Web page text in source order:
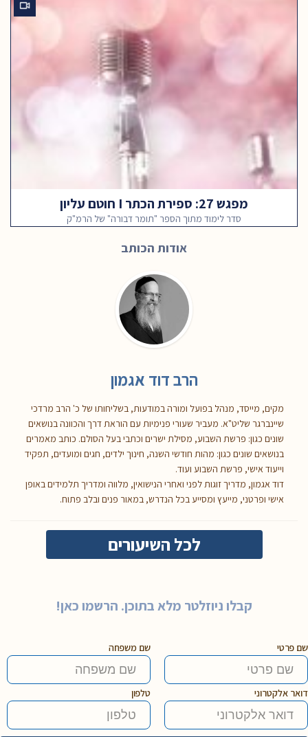
מפגש 27: ספירת הכתר I חוטם עליון
סדר לימוד מתוך הספר "תומר דבורה" של הרמ"ק
אודות הכותב
הרב דוד אגמון
מקים, מייסד, מנהל בפועל ומורה במודעות, בשליחותו של כ' הרב מרדכי
שיינברגר שליט"א. מעביר שעורי פנימיות עם הוראת דרך והכוונה בנושאים
שונים כגון: פרשת השבוע, מסילת ישרים וכתבי בעל הסולם. כותב מאמרים
בנושאים שונים כגון: מהות חודשי השנה, חינוך ילדים, חגים ומועדים, תפקיד
וייעוד אישי, פרשת השבוע ועוד.
דוד אגמון, מדריך זוגות לפני ואחרי הנישואין, מלווה ומדריך תלמידים באופן
אישי ופרטני, מייעץ ומסייע בכל הנדרש, במאור פנים ובלב פתוח.
לכל השיעורים
קבלו ניוזלטר מלא בתוכן. הרשמו כאן!
שם פרטי שם משפחה
דואר אלקטרוני טלפון